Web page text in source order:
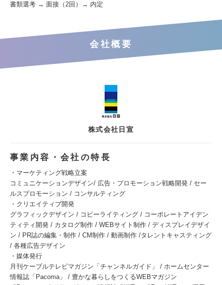
書類選考 → 面接（2回）→ 内定
会社概要
株式会社日宣
事業内容・会社の特長
・マーケティング戦略立案
コミュニケーションデザイン/ 広告・プロモーション戦略開発 / セー
ルスプロモーション / コンサルティング
・クリエイティブ開発
グラフィックデザイン / コピーライティング / コーポレートアイデン
ティティ開発 / カタログ制作 / WEBサイト制作 / ディスプレイデザイ
ン / PR誌の編集・制作 / CM制作 / 動画制作 /タレントキャスティング
/ 各種広告デザイン
・媒体発行
月刊ケーブルテレビマガジン「チャンネルガイド」 / ホームセンター
情報誌「Pacoma」 / 豊かな暮らしをつくるWEBマガジン